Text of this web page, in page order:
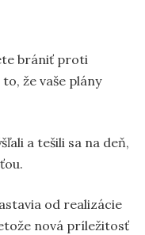
brániť proti
že vaše plány
a tešili sa na deň,
od realizácie
nová príležitosť